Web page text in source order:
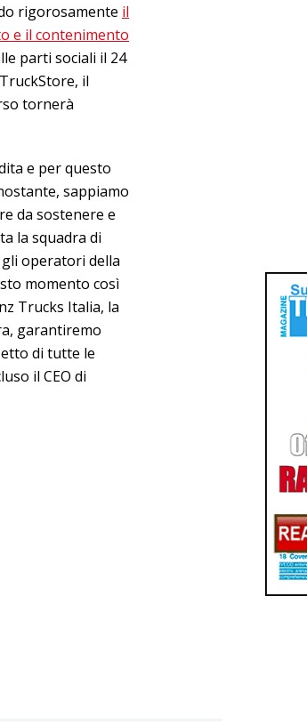
rigorosamente il
e il contenimento
parti sociali il 24
il
tornerà
e per questo
sappiamo
da sostenere e
la squadra di
operatori della
momento così
Trucks Italia, la
garantiremo
di tutte le
il CEO di